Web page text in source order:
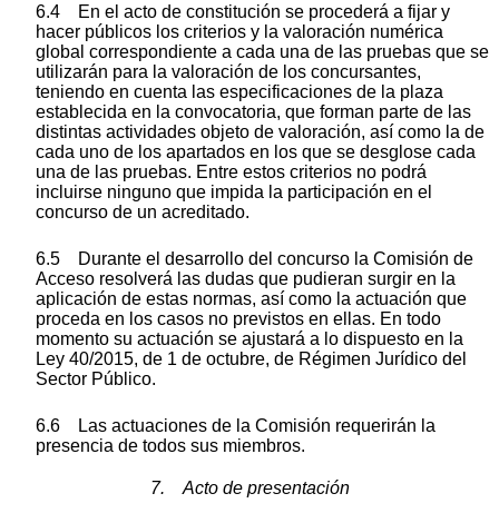
6.4 En el acto de constitución se procederá a fijar y
hacer públicos los criterios y la valoración numérica
global correspondiente a cada una de las pruebas que se
utilizarán para la valoración de los concursantes,
teniendo en cuenta las especificaciones de la plaza
establecida en la convocatoria, que forman parte de las
distintas actividades objeto de valoración, así como la de
cada uno de los apartados en los que se desglose cada
una de las pruebas. Entre estos criterios no podrá
incluirse ninguno que impida la participación en el
concurso de un acreditado.
6.5 Durante el desarrollo del concurso la Comisión de
Acceso resolverá las dudas que pudieran surgir en la
aplicación de estas normas, así como la actuación que
proceda en los casos no previstos en ellas. En todo
momento su actuación se ajustará a lo dispuesto en la
Ley 40/2015, de 1 de octubre, de Régimen Jurídico del
Sector Público.
6.6 Las actuaciones de la Comisión requerirán la
presencia de todos sus miembros.
7. Acto de presentación